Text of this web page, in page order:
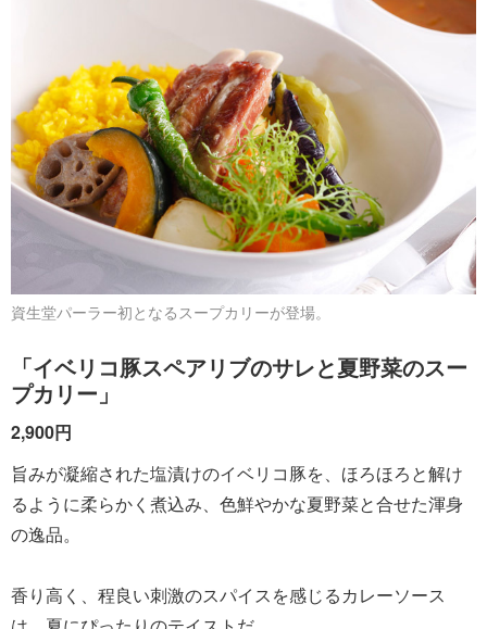
資生堂パーラー初となるスープカリーが登場。
「イベリコ豚スペアリブのサレと夏野菜のスー
プカリー」
2,900円
旨みが凝縮された塩漬けのイベリコ豚を、ほろほろと解け
るように柔らかく煮込み、色鮮やかな夏野菜と合せた渾身
の逸品。
香り高く、程良い刺激のスパイスを感じるカレーソース